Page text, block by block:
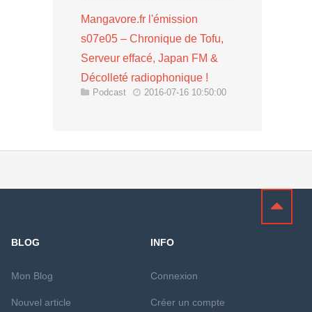
Mangavore.fr l'émission
s07e05 – Chronique de Tofu,
Serveur effacé, Japan FM &
Décolleté radiophonique !
Podcast 2016-07-16 10:50:00
BLOG
Mon Blog
Nouvel article
INFO
Connexion
Créer un compte